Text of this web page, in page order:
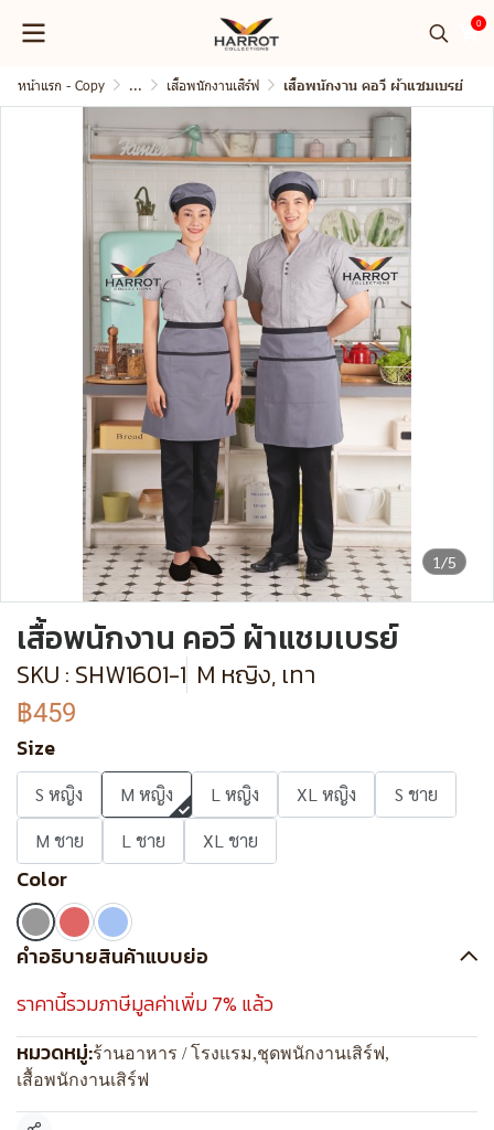
0
หน้าแรก - Copy ... เสื้อพนักงานเสิร์ฟ เสื้อพนักงาน คอวี ผ้าแชมเบรย์
1/5
เสื้อพนักงาน คอวี ผ้าแชมเบรย์
SKU : SHW1601-1 M หญิง, เทา
฿459
Size
S หญิง M หญิง L หญิง XL หญิง
S ชาย
M ชาย
L ชาย XL ชาย
Color
คำอธิบายสินค้าแบบย่อ
ราคานี้รวมภาษีมูลค่าเพิ่ม 7% แล้ว
หมวดหมู่:ร้านอาหาร / โรงแรม,ชุดพนักงานเสิร์ฟ,
เสื้อพนักงานเสิร์ฟ